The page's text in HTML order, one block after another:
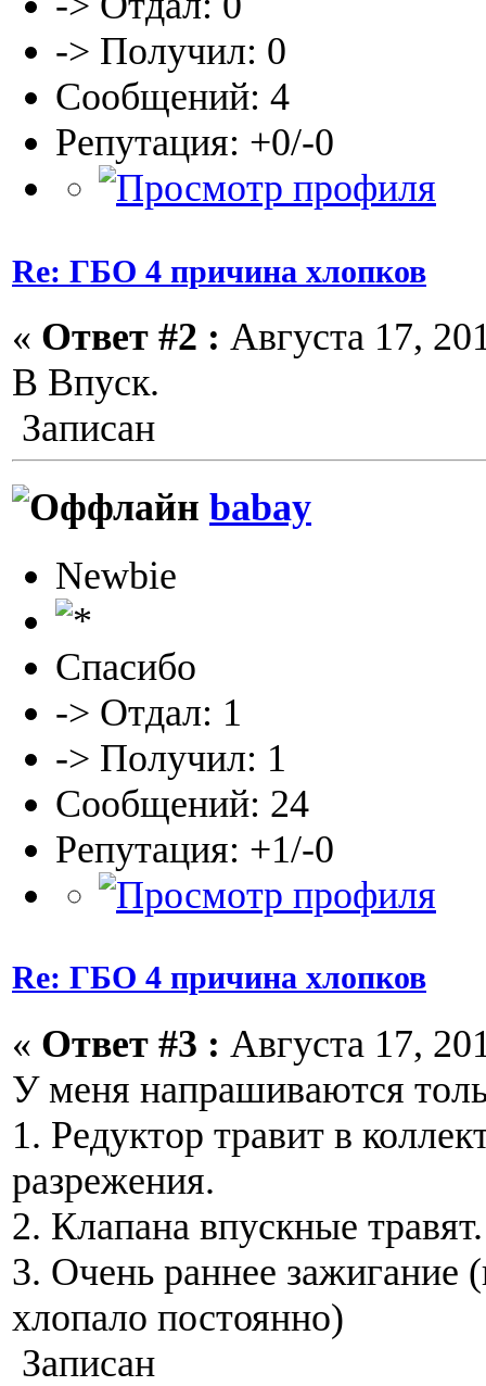
-> Получил: 0
Сообщений: 4
Репутация: +0/-0
Re: ГБО 4 причина хлопков
« Ответ #2 : Августа 17,
В Впуск.
Записан
babay
Newbie
Спасибо
-> Отдал: 1
-> Получил: 1
Сообщений: 24
Репутация: +1/-0
Re: ГБО 4 причина хлопков
« Ответ #3 : Августа 17,
У меня напрашиваются
1. Редуктор травит в
разрежения.
2. Клапана впускные травят.
3. Очень раннее зажигание
хлопало постоянно)
Записан